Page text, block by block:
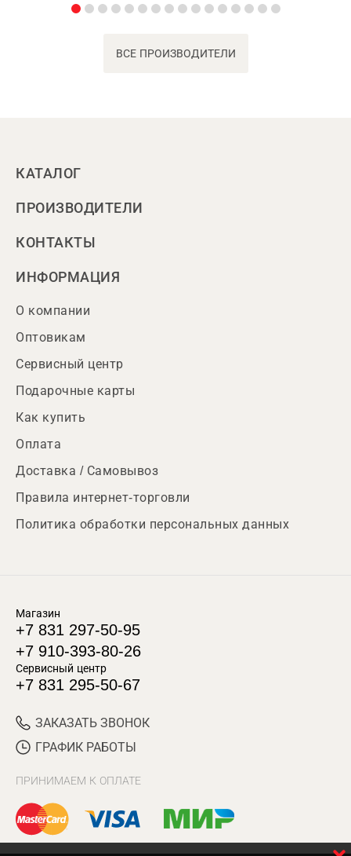
ВСЕ ПРОИЗВОДИТЕЛИ
КАТАЛОГ
ПРОИЗВОДИТЕЛИ
КОНТАКТЫ
ИНФОРМАЦИЯ
О компании
Оптовикам
Сервисный центр
Подарочные карты
Как купить
Оплата
Доставка / Самовывоз
Правила интернет-торговли
Политика обработки персональных данных
Магазин
+7 831 297-50-95
+7 910-393-80-26
Сервисный центр
+7 831 295-50-67
ЗАКАЗАТЬ ЗВОНОК
ГРАФИК РАБОТЫ
ПРИНИМАЕМ К ОПЛАТЕ